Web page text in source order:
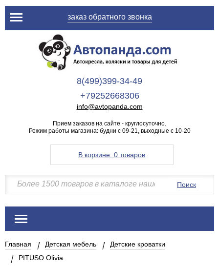
заказ обратного звонка
8(499)399-34-49
+79252668306
info@avtopanda.com
Прием заказов на сайте - круглосуточно.
Режим работы магазина: будни с 09-21, выходные с 10-20
В корзине: 0 товаров
Поиск
Главная Детская мебель
Детские кроватки
PITUSO Olivia